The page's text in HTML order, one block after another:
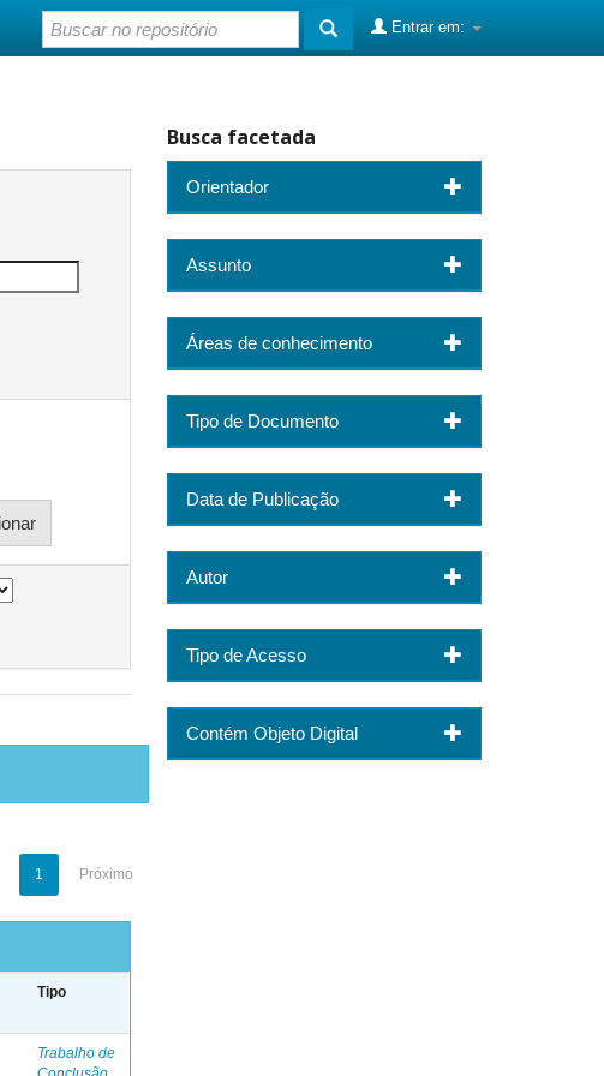
Entrar em:
1 Próximo
Tipo
Trabalho de
Busca facetada
Orientador
Assunto
Áreas de conhecimento
Tipo de Documento
Data de Publicação
Autor
Tipo de Acesso
Contém Objeto Digital